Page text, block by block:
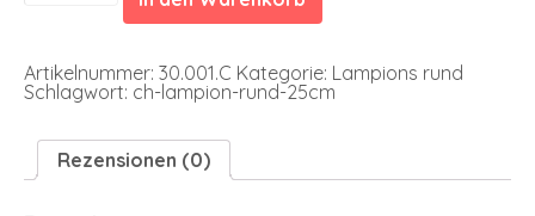
Artikelnummer: 30.001.C Kategorie: Lampions rund
Schlagwort: ch-lampion-rund-25cm
Rezensionen (0)